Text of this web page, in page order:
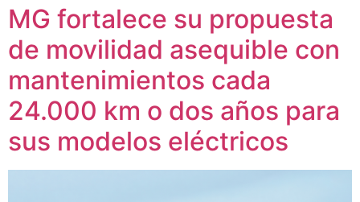
MG fortalece su propuesta
de movilidad asequible con
mantenimientos cada
24.000 km o dos años para
sus modelos eléctricos